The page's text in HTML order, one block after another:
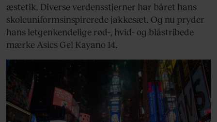
æstetik. Diverse verdensstjerner har båret hans
skoleuniformsinspirerede jakkesæt. Og nu pryder
hans letgenkendelige rød-, hvid- og blåstribede
mærke Asics Gel Kayano 14.